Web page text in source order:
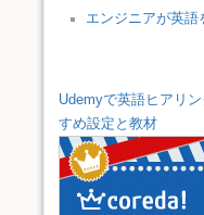
エンジニアが英語
Udemyで英語ヒアリ
すめ設定と教材